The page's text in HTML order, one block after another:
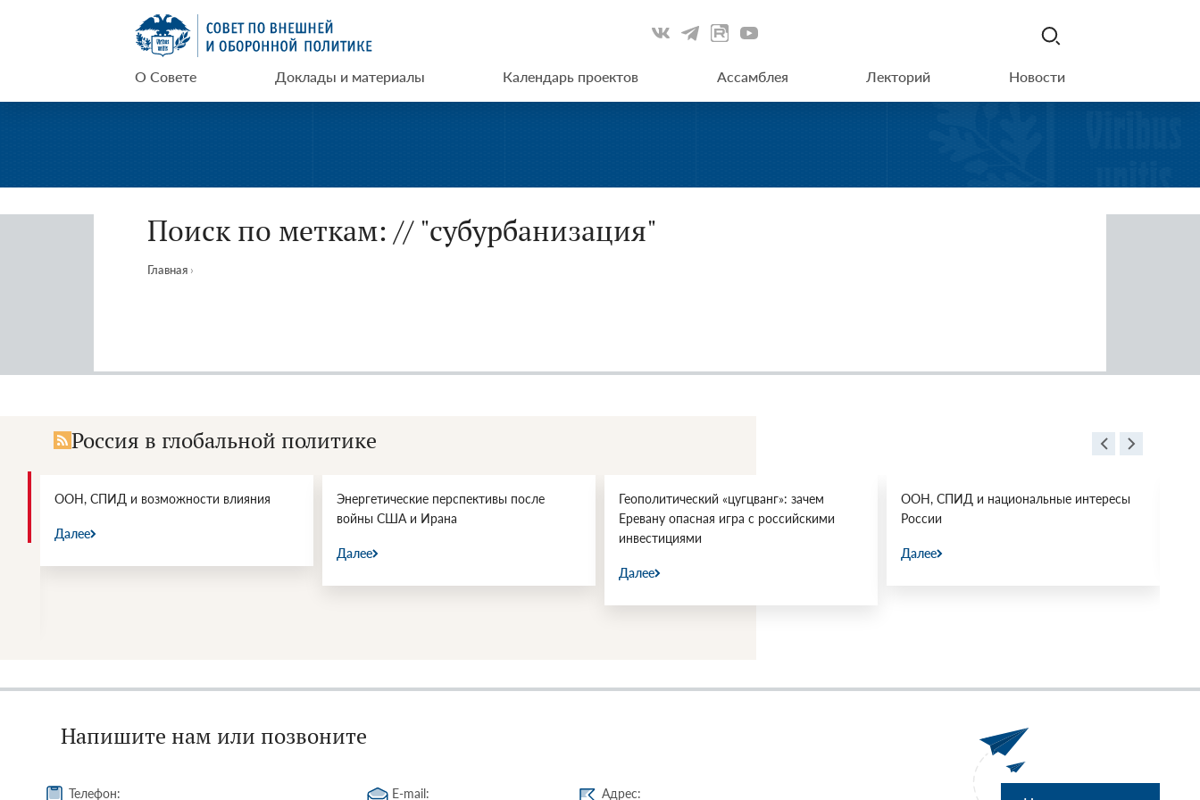
СВОП
О Совете Доклады и материалы Календарь проектов Ассамблея Лекторий Новости
Поиск по меткам: // "субурбанизация"
Главная ›
Россия в глобальной политике
ООН, СПИД и возможности влияния
Далее
Энергетические перспективы после
войны США и Ирана
Далее
Геополитический «цугцванг»: зачем
Еревану опасная игра с российскими
инвестициями
Далее
ООН, СПИД и национальные интересы
России
Далее
Напишите нам или позвоните
Телефон: E-mail: Адрес: